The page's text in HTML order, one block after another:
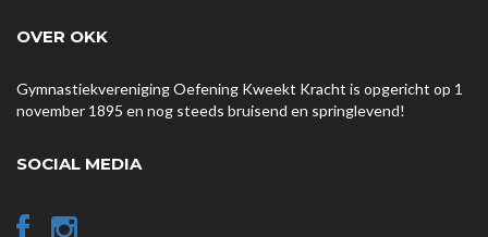
OVER OKK
Gymnastiekvereniging Oefening Kweekt Kracht is opgericht op 1
november 1895 en nog steeds bruisend en springlevend!
SOCIAL MEDIA